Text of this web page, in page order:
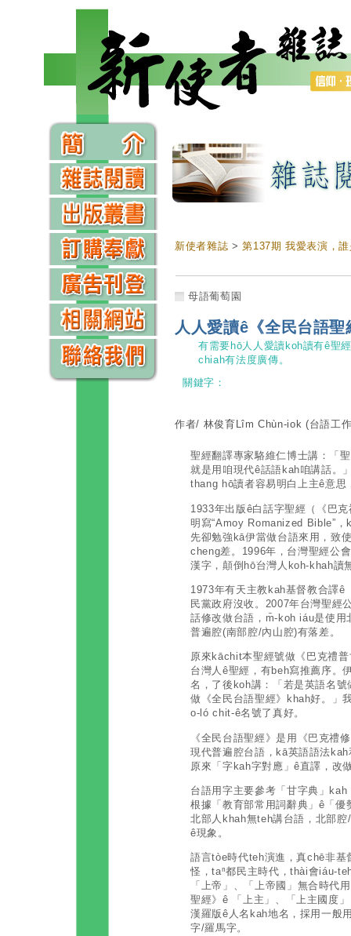
新使者雜誌 >第137期 我愛表演，
母語葡萄園
人人愛讀ê《全民台語聖
有需要hō͘人人愛讀koh讀有ê聖
chiah有法度廣傳。
關鍵字：
作者/ 林俊育Lîm Chùn-iok (台語工
聖經翻譯專家駱維仁博士講：「
就是用咱現代ê話語kah咱講話。
thang hō͘讀者容易明白上主ê意
1933年出版ê白話字聖經（《巴
明寫“Amoy Romanized Bible”
先卻勉強kā伊當做台語來用，致
cheng差。1996年，台灣聖經公
漢字，顛倒hō͘台灣人koh-khah讀
1973年有天主教kah基督教合譯
民黨政府沒收。2007年台灣聖經
話修改做台語，m̄-koh iáu是使
普遍腔(南部腔/內山腔)有落差。
原來kāchit本聖經號做《巴克禮
台灣人ê聖經，有beh寫推薦序。
名，了後koh講：「若是英語名
做《全民台語聖經》khah好。」
o-ló chit-ê名號了真好。
《全民台語聖經》是用《巴克禮
現代普遍腔台語，kā英語語法
原來「字kah字對應」ê直譯，改
台語用字主要參考「甘字典」
根據「教育部常用詞辭典」ê「
北部人khah無teh講台語，北部
ê現象。
語言tòe時代teh演進，真chē非
怪，taⁿ都民主時代，thài會iáu-
「上帝」、「上帝國」無合時代
聖經》ê 「上主」、「上主國度
漢羅版ê人名kah地名，採用一般
字/羅馬字。